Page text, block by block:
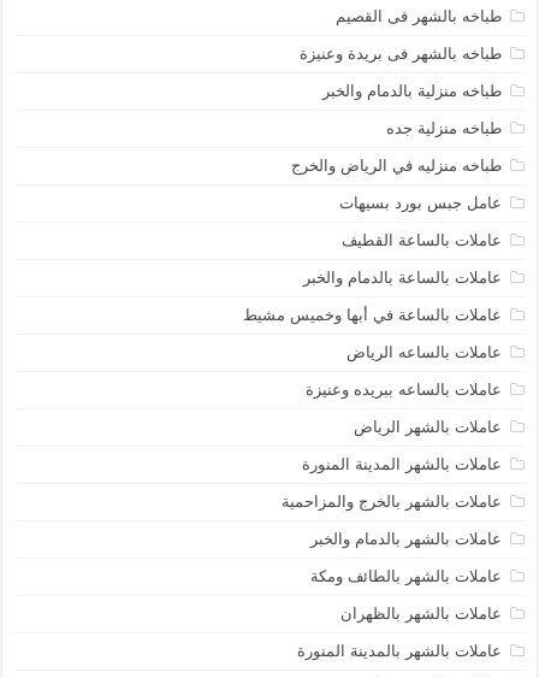
طباخه بالشهر فى القصيم
طباخه بالشهر فى بريدة وعنيزة
طباخه منزلية بالدمام والخبر
طباخه منزلية جده
طباخه منزليه في الرياض والخرج
عامل جبس بورد بسيهات
عاملات بالساعة القطيف
عاملات بالساعة بالدمام والخبر
عاملات بالساعة في أبها وخميس مشيط
عاملات بالساعه الرياض
عاملات بالساعه ببريده وعنيزة
عاملات بالشهر الرياض
عاملات بالشهر المدينة المنورة
عاملات بالشهر بالخرج والمزاحمية
عاملات بالشهر بالدمام والخبر
عاملات بالشهر بالطائف ومكة
عاملات بالشهر بالظهران
عاملات بالشهر بالمدينة المنورة